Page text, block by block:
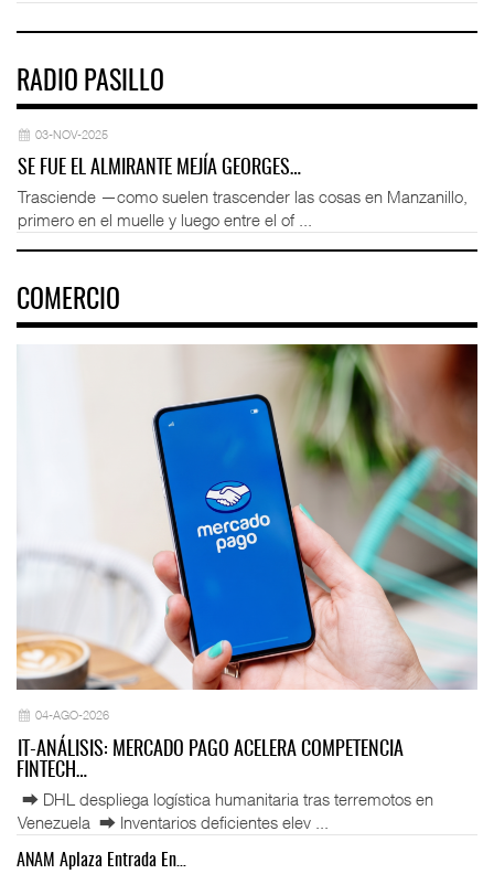
RADIO PASILLO
03-NOV-2025
SE FUE EL ALMIRANTE MEJÍA GEORGES…
Trasciende —como suelen trascender las cosas en Manzanillo,
primero en el muelle y luego entre el of ...
COMERCIO
04-AGO-2026
IT-ANÁLISIS: MERCADO PAGO ACELERA COMPETENCIA
FINTECH…
⮕ DHL despliega logística humanitaria tras terremotos en
Venezuela ⮕ Inventarios deficientes elev ...
ANAM Aplaza Entrada En…